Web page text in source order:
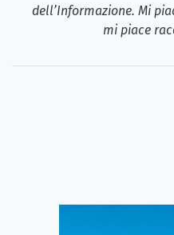
dell’Informazione. Mi
mi piace